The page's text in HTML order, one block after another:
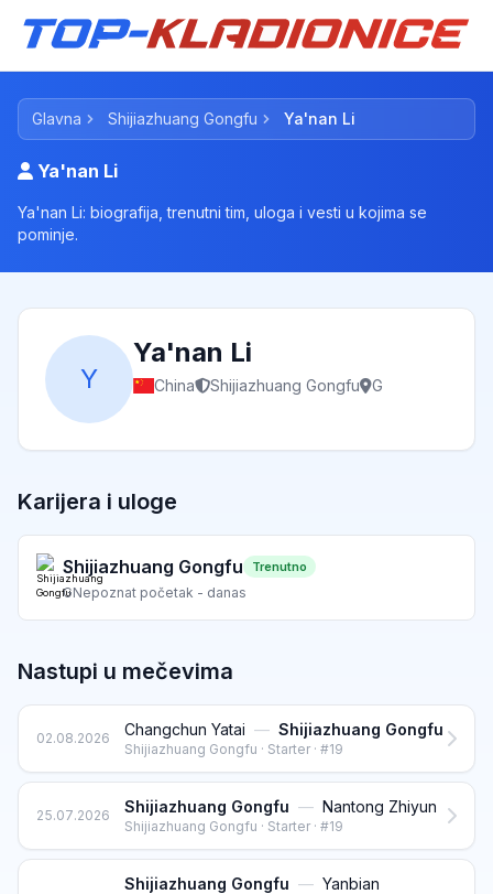
Glavna Shijiazhuang Gongfu Ya'nan Li
Ya'nan Li
Ya'nan Li: biografija, trenutni tim, uloga i vesti u kojima se
pominje.
Y
Ya'nan Li
China Shijiazhuang Gongfu G
Karijera i uloge
Shijiazhuang Gongfu Trenutno
GNepoznat početak - danas
Nastupi u mečevima
02.08.2026 Changchun Yatai — Shijiazhuang Gongfu
Shijiazhuang Gongfu · Starter · #19
25.07.2026 Shijiazhuang Gongfu — Nantong Zhiyun
Shijiazhuang Gongfu · Starter · #19
Shijiazhuang Gongfu — Yanbian